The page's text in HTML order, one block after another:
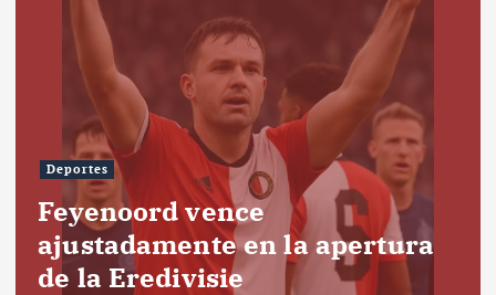
Deportes
Feyenoord vence
ajustadamente en la apertura
de la Eredivisie